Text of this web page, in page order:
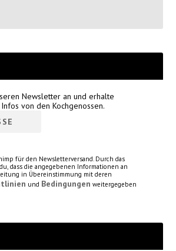
Newsletter an und erhalte
von den Kochgenossen.
für den Newsletterversand. Durch das
dass die angegebenen Informationen an
in Übereinstimmung mit deren
und Bedingungen weitergegeben